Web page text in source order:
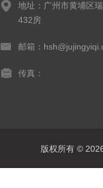
地址：广州市黄埔区
432房
邮箱：
传真：
版权所有 ©